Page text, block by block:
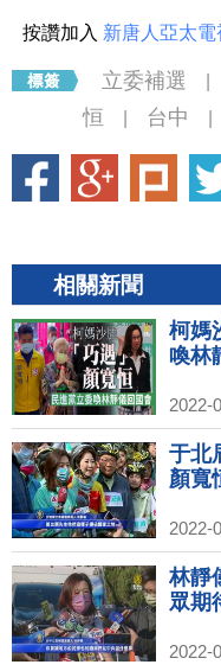
按讚加入 新唐人亞太電
立委補選
恒
台中
相關新聞
柯媽
喚林
2022-
于北
顏寬
2022-
林靜
眾期
2022-